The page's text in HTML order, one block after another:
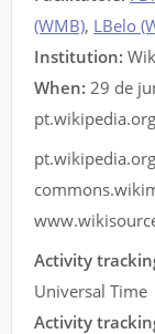
(WMB), LBelo
Institution:
When: 29 de
pt.wikipedia.org
pt.wikipedia.org
Activity
Universal Time
Activity